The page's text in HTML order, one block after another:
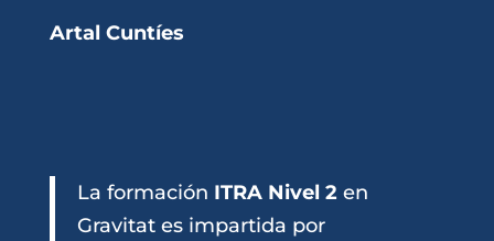
Artal Cuntíes
La formación ITRA Nivel 2en
Gravitat es impartida por